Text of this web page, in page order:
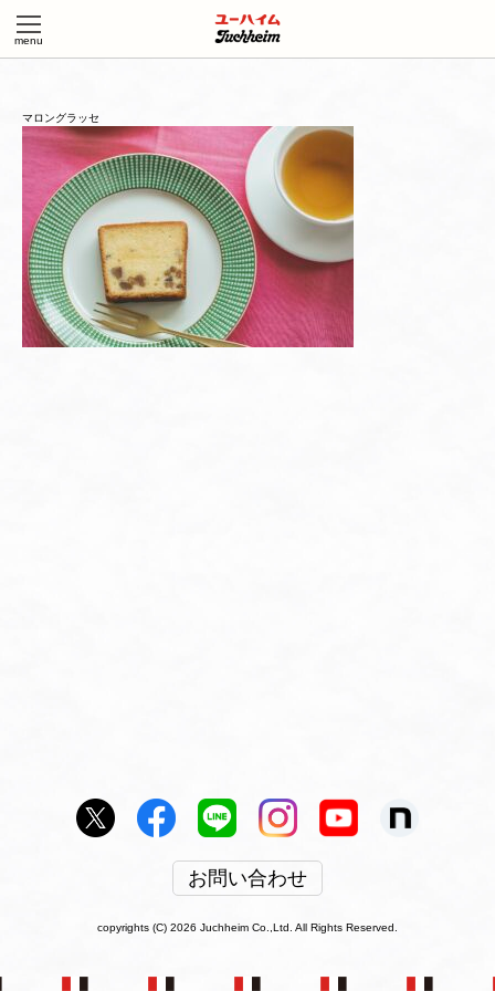
マロングラッセ
お問い合わせ
copyrights (C) 2026 Juchheim Co.,Ltd. All Rights Reserved.